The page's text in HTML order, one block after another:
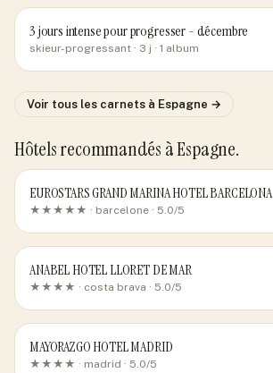
3 jours intense pour progresser - décembre
skieur-progressant · 3 j · 1 album
Voir tous les carnets à Espagne →
Hôtels recommandés à Espagne.
EUROSTARS GRAND MARINA HOTEL BARCELONA
★★★★★ · barcelone · 5.0/5
ANABEL HOTEL LLORET DE MAR
★★★★ · costa brava · 5.0/5
MAYORAZGO HOTEL MADRID
★★★★ · madrid · 5.0/5